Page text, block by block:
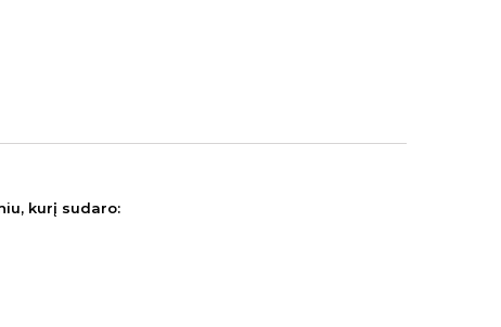
kurį sudaro: